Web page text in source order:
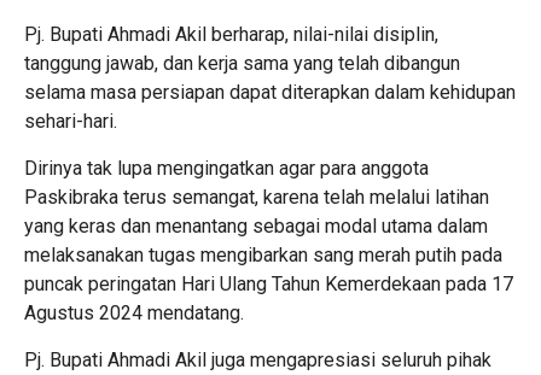
Pj. Bupati Ahmadi Akil berharap, nilai-nilai disiplin,
tanggung jawab, dan kerja sama yang telah dibangun
selama masa persiapan dapat diterapkan dalam kehidupan
sehari-hari.
Dirinya tak lupa mengingatkan agar para anggota
Paskibraka terus semangat, karena telah melalui latihan
yang keras dan menantang sebagai modal utama dalam
melaksanakan tugas mengibarkan sang merah putih pada
puncak peringatan Hari Ulang Tahun Kemerdekaan pada 17
Agustus 2024 mendatang.
Pj. Bupati Ahmadi Akil juga mengapresiasi seluruh pihak